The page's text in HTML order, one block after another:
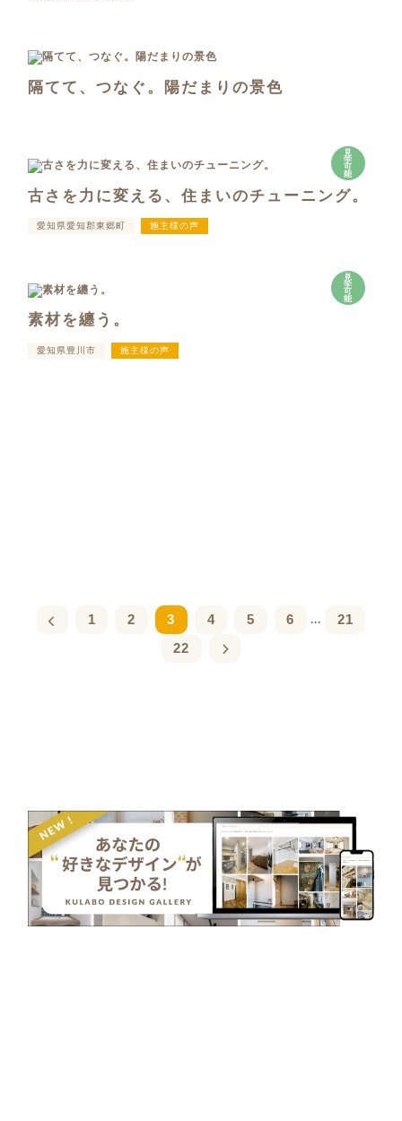
隔てて、つなぐ。陽だまりの景色
見
学
可
能
古さを力に変える、住まいのチューニング。
愛知県愛知郡東郷町 施主様の声
見
学
可
能
素材を纏う。
愛知県豊川市 施主様の声
1 2 3 4 5 6 ...
21
22